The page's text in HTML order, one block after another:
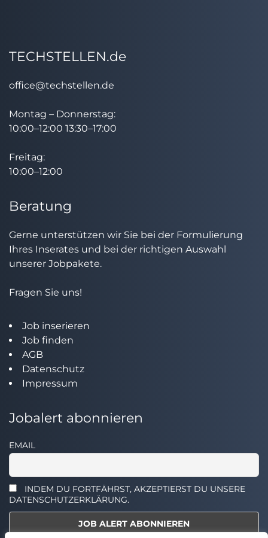
TECHSTELLEN.de
office@techstellen.de
Montag – Donnerstag:
10:00–12:00 13:30–17:00
Freitag:
10:00–12:00
Beratung
Gerne unterstützen wir Sie bei der Formulierung
Ihres Inserates und bei der richtigen Auswahl
unserer Jobpakete.
Fragen Sie uns!
Job inserieren
Job finden
AGB
Datenschutz
Impressum
Jobalert abonnieren
EMAIL
INDEM DU FORTFÄHRST, AKZEPTIERST DU UNSERE
DATENSCHUTZERKLÄRUNG.